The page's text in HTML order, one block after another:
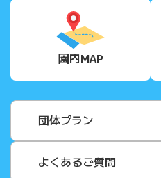
園内MAP
団体プラン
よくあるご質問